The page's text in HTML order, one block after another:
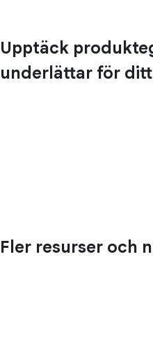
Upptäck
underlättar för
Fler resurser och